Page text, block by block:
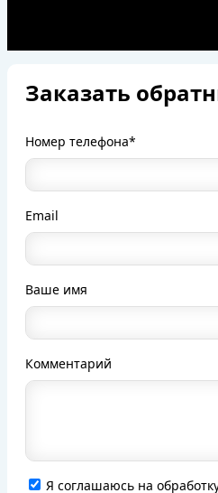
Заказать
Номер телефона*
Email
Ваше имя
Комментарий
Я соглашаюсь на